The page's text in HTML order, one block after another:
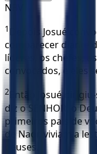
NBV
1
Depois Josué
comparecer diante
líderes, os chefes,
convocados, e eles
2
Então Josué
diz o SENHOR, o
primeiros pais de
de Naor, viviam a
deuses.